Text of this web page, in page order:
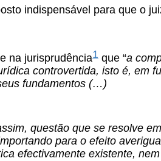
indispensável para que o
na jurisprudência1 que “a
controvertida, isto é, em
fundamentos (…)
questão que se resolve
para o efeito
efectivamente existente,